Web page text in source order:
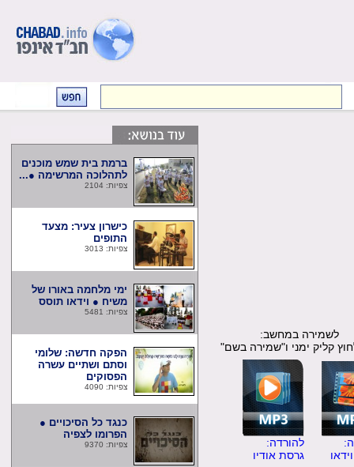
במחשב:
קליק ימני ו"שמירה בשם"
להורדה:
גרסת אודיו
ברמת בית שמש מוכנים
לתהלוכה המרשימה ●...
צפיות: 2104
כישרון צעיר: מצעד
התופים
צפיות: 3013
ימי מלחמה באורו של
משיח ● וידאו תוסס
צפיות: 5481
הפקה חדשה: שלומי
וסתם ושתיים עשרה
הפסוקים
צפיות: 4090
כנגד כל הסיכויים ●
הפרומו לצפיה
צפיות: 9370